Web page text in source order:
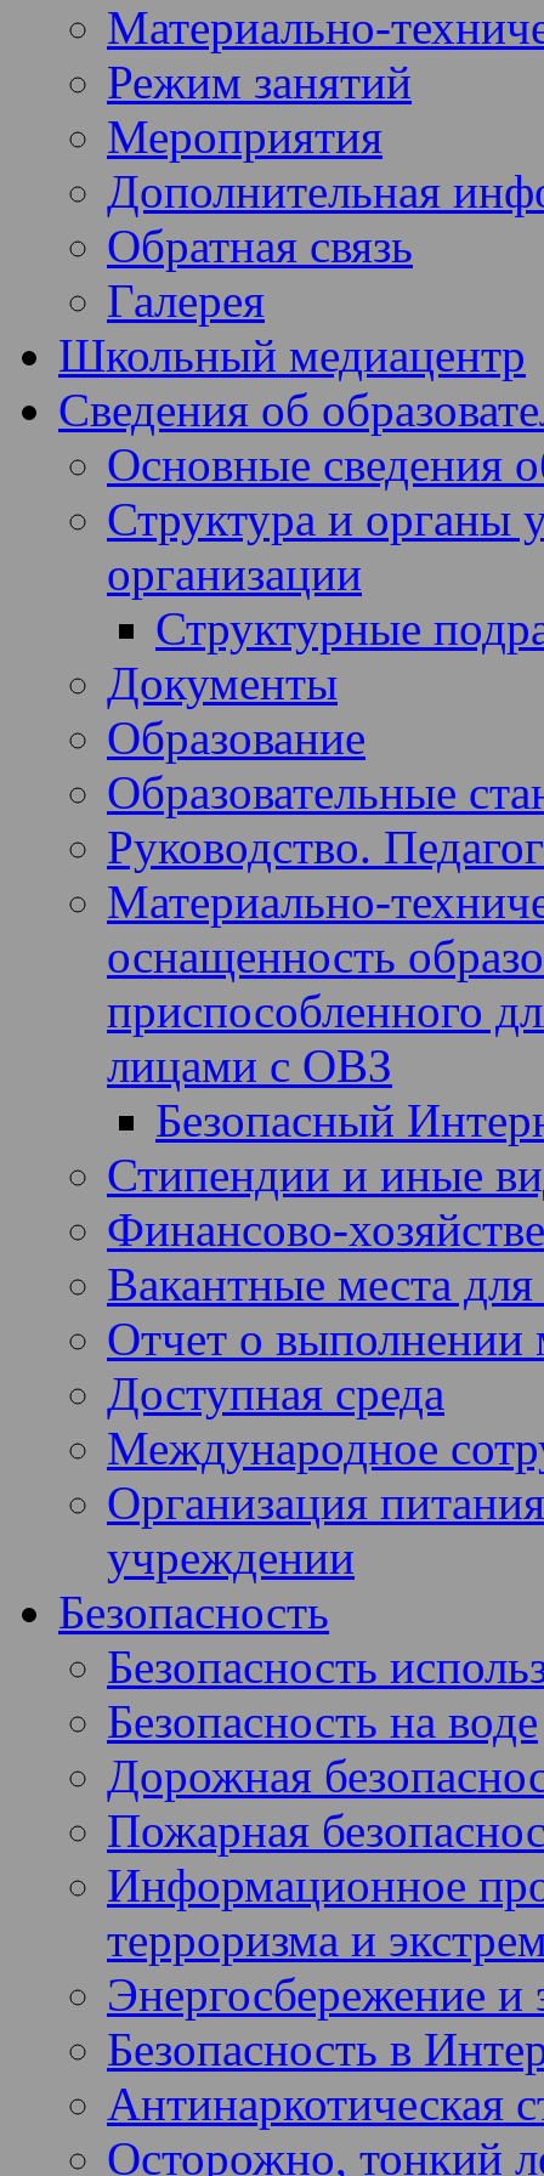
Материально-
Режим занятий
Мероприятия
Дополнительная
Обратная связь
Галерея
Школьный медиацентр
Сведения об
Основные сведения
Структура и органы
организации
Структурные
Документы
Образование
Образовательные
Руководство.
Материально-
оснащенность
приспособленного
лицами с ОВЗ
Безопасный
Стипендии и иные
Финансово-
Вакантные места
Отчет о выполнении
Доступная среда
Международное
Организация
учреждении
Безопасность
Безопасность
Безопасность на воде
Дорожная
Пожарная
Информационное
терроризма и
Энергосбережение и
Безопасность в
Антинаркотическая
Осторожно, тонкий